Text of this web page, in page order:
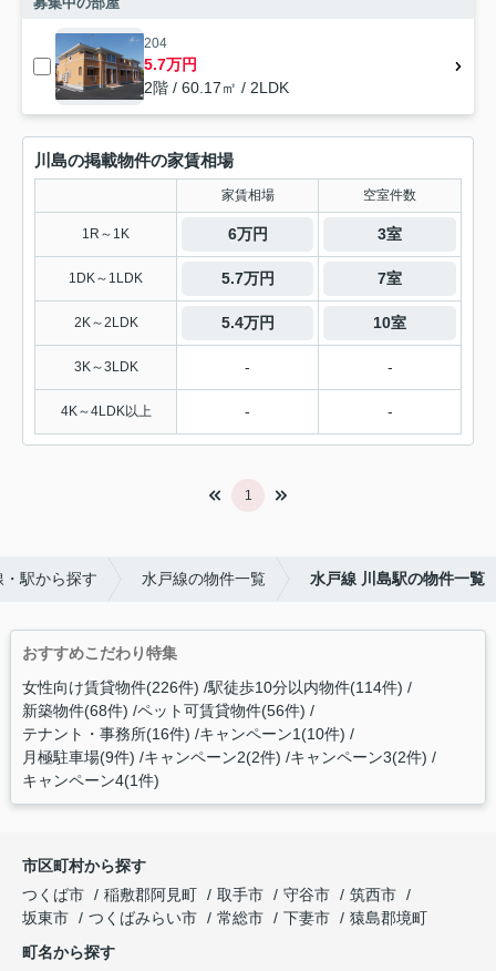
204
5.7万円
2階 / 60.17㎡ / 2LDK
川島の掲載物件の家賃相場
家賃相場 空室件数
1R～1K 6万円 3室
1DK～1LDK 5.7万円 7室
2K～2LDK 5.4万円 10室
3K～3LDK - -
4K～4LDK以上 - -
1
・駅から探す 水戸線の物件一覧 水戸線 川島駅の物件一覧
おすすめこだわり特集
女性向け賃貸物件(226件) 駅徒歩10分以内物件(114件)
新築物件(68件) ペット可賃貸物件(56件)
テナント・事務所(16件) キャンペーン1(10件)
月極駐車場(9件) キャンペーン2(2件) キャンペーン3(2件)
キャンペーン4(1件)
市区町村から探す
つくば市
稲敷郡阿見町 取手市 守谷市
筑西市
坂東市
つくばみらい市 常総市 下妻市
猿島郡境町
町名から探す